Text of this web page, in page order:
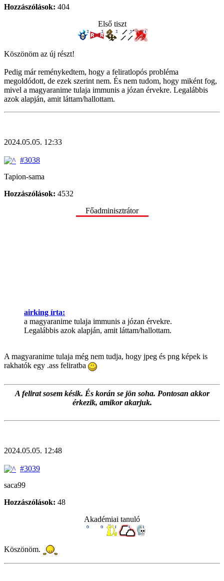
Hozzászólások: 404
Első tiszt
Köszönöm az új részt!
Pedig már reménykedtem, hogy a feliratlopós probléma
megoldódott, de ezek szerint nem. És nem tudom, hogy miként fog,
mivel a magyaranime tulaja immunis a józan érvekre. Legalábbis
azok alapján, amit láttam/hallottam.
2024.05.05. 12:33
#3038
Tapion-sama
Hozzászólások: 4532
Főadminisztrátor
airking írta:
a magyaranime tulaja immunis a józan érvekre.
Legalábbis azok alapján, amit láttam/hallottam.
A magyaranime tulaja még nem tudja, hogy jpeg és png képek is
rakhatók egy .ass feliratba
A felirat sosem késik. És korán se jön soha. Pontosan akkor
érkezik, amikor akarjuk.
2024.05.05. 12:48
#3039
saca99
Hozzászólások: 48
Akadémiai tanuló
Köszönöm.